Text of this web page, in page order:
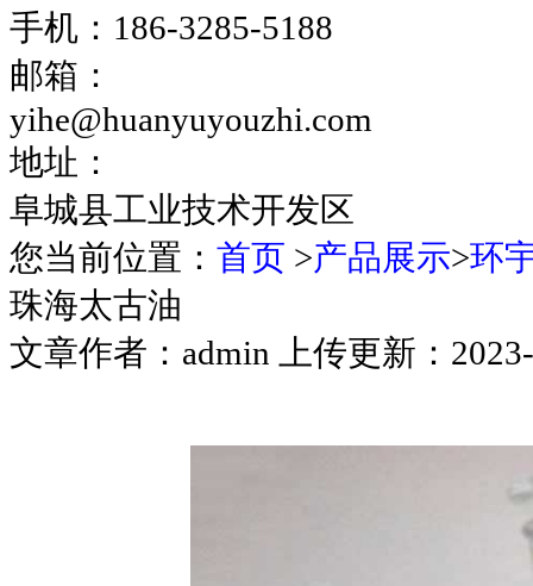
手机：186-3285-5188
邮箱：
yihe@huanyuyouzhi.com
地址：
阜城县工业技术开发区
您当前位置： 首页 >产品展示>环
珠海太古油
文章作者：admin 上传更新：